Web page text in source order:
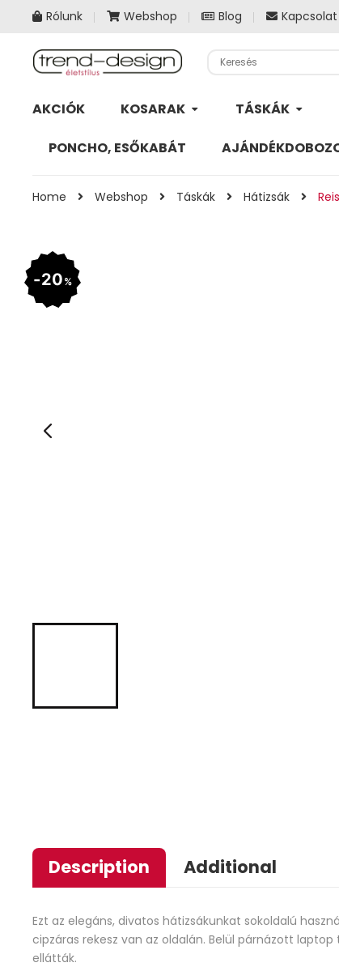
Rólunk Webshop Blog Kapcsolat
AKCIÓK KOSARAK TÁSKÁK
PONCHO, ESŐKABÁT
Home Webshop Táskák Hátizsák
20%
Description Additional
Ezt az elegáns, divatos hátizsákunkat sokoldalú
cipzáras rekesz van az oldalán. Belül párnázott
ellátták.